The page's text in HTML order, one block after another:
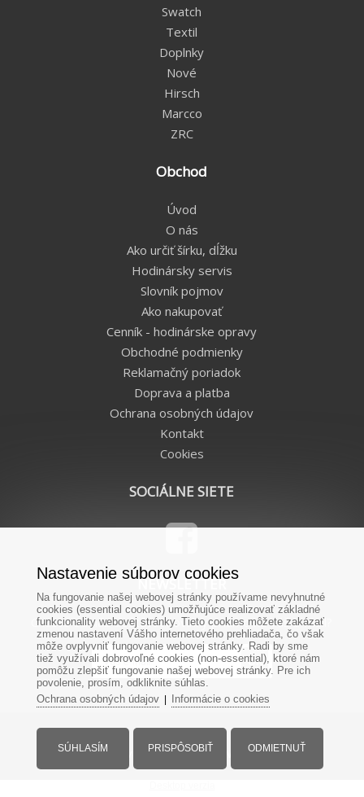
Swatch
Textil
Doplnky
Nové
Hirsch
Marcco
ZRC
Obchod
Úvod
O nás
Ako určiť šírku, dĺžku
Hodinársky servis
Slovník pojmov
Ako nakupovať
Cenník - hodinárske opravy
Obchodné podmienky
Reklamačný poriadok
Doprava a platba
Ochrana osobných údajov
Kontakt
Cookies
SOCIÁLNE SIETE
NEWSLETTER
Chcete od nás dostávať novinky priamo na Váš e-mail?
© Všetky práva vyhradené - www.remienky.sk
Nastavenie súborov cookies
Na fungovanie našej webovej stránky používame nevyhnutné
cookies (essential cookies) umožňujúce realizovať základné
funkcionality webovej stránky. Tieto cookies môžete zakázať
zmenou nastavení Vášho internetového prehliadača, čo však
môže ovplyvniť fungovanie webovej stránky. Radi by sme
tiež využívali dobrovoľné cookies (non-essential), ktoré nám
pomôžu zlepšiť fungovanie našej webovej stránky. Pre ich
povolenie, prosím, odkliknite súhlas.
Ochrana osobných údajov| Informácie o cookies
SÚHLASÍM PRISPÔSOBIŤ ODMIETNUŤ